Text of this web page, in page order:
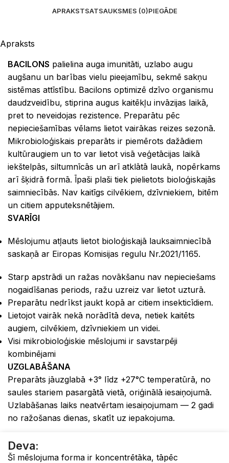
APRAKSTSATSAUKSMES (0)PIEGĀDE
Apraksts
BACILONS palielina auga imunitāti, uzlabo augu
augšanu un barības vielu pieejamību, sekmē sakņu
sistēmas attīstību. Bacilons optimizē dzīvo organismu
daudzveidību, stiprina augus kaitēkļu invāzijas laikā,
pret to neveidojas rezistence. Preparātu pēc
nepieciešamības vēlams lietot vairākas reizes sezonā.
Mikrobioloģiskais preparāts ir piemērots dažādiem
kultūraugiem un to var lietot visā veģetācijas laikā
iekštelpās, siltumnīcās un arī atklātā laukā, nopērkams
arī šķidrā formā. Īpaši plaši tiek pielietots bioloģiskajās
saimniecībās. Nav kaitīgs cilvēkiem, dzīvniekiem, bitēm
un citiem apputeksnētājiem.
SVARĪGI
Mēslojumu atļauts lietot bioloģiskajā lauksaimniecībā
saskaņā ar Eiropas Komisijas regulu Nr.2021/1165.
Starp apstrādi un ražas novākšanu nav nepieciešams
nogaidīšanas periods, ražu uzreiz var lietot uzturā.
Preparātu nedrīkst jaukt kopā ar citiem insekticīdiem.
Lietojot vairāk nekā norādītā deva, netiek kaitēts
augiem, cilvēkiem, dzīvniekiem un videi.
Visi mikrobioloģiskie mēslojumi ir savstarpēji
kombinējami
UZGLABĀŠANA
Preparāts jāuzglabā +3° līdz +27°C temperatūrā, no
saules stariem pasargātā vietā, oriģinālā iesaiņojumā.
Uzlabāšanas laiks neatvērtam iesaiņojumam — 2 gadi
no ražošanas dienas, skatīt uz iepakojuma.
Deva:
Šī mēslojuma forma ir koncentrētāka, tāpēc